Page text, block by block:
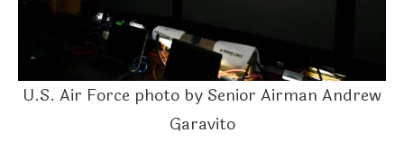
U.S. Air Force photo by Senior Airman Andrew
Garavito